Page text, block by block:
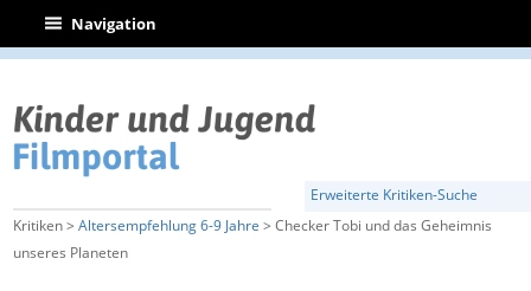
| Navigation
Erweiterte Kritiken-Suche
Kritiken >Altersempfehlung 6-9 Jahre > Checker Tobi und das Geheimnis
unseres Planeten